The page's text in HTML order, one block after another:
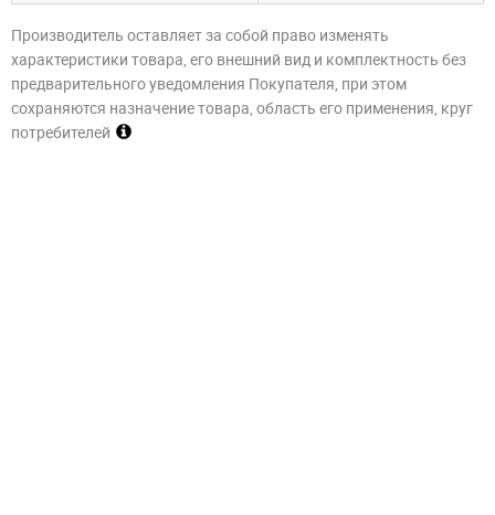
Производитель оставляет за собой право изменять
характеристики товара, его внешний вид и комплектность без
предварительного уведомления Покупателя, при этом
сохраняются назначение товара, область его применения, круг
потребителей